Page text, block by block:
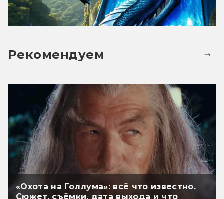
Рекомендуем
«Охота на Голлума»: всё что известно.
Сюжет, съёмки, дата выхода и что